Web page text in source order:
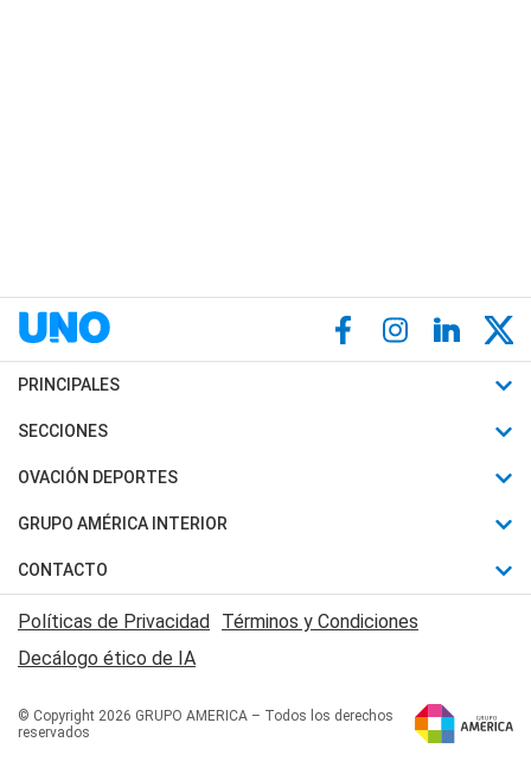
PRINCIPALES
Últimas Noticias
Política
Judiciales
Economia
SECCIONES
Horóscopo
Motores
Trucos caseros
Series y Películas
Edictos y Solicitadas
OVACIÓN DEPORTES
Fútbol
Mundial
Automovilismo
Rugby
Básquet
GRUPO AMÉRICA INTERIOR
Canal 7 en Vivo
San Juan 8
CONTACTO
Acerca de Nosotros
Contactanos
Políticas de Privacidad Términos y Condiciones
Decálogo ético de IA
© Copyright 2026 GRUPO AMERICA – Todos los derechos
reservados